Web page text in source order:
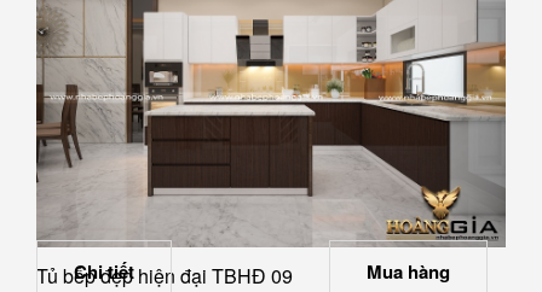
Tủ bếp đẹp hiện đại TBHĐ 09
Chi tiết Mua hàng